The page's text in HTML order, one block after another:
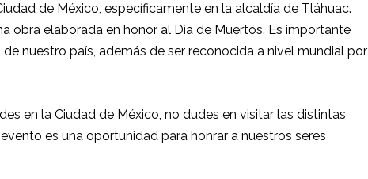
de México, específicamente en la alcaldía de Tláhuac.
obra elaborada en honor al Día de Muertos. Es importante
nuestro país, además de ser reconocida a nivel mundial por
en la Ciudad de México, no dudes en visitar las distintas
es una oportunidad para honrar a nuestros seres